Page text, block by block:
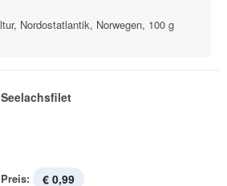
Nordostatlantik, Norwegen, 100 g
Seelachsfilet
Preis: € 0,99